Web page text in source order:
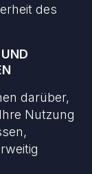
des
darüber,
Nutzung